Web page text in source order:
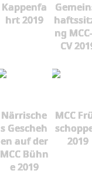
Kappenfa
hrt 2019
ng
CV
Närrische
s Gescheh
en auf der
MCC Bühn
e 2019
MCC
2019